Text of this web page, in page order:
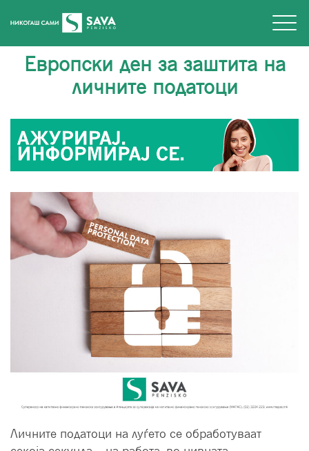
Европски ден за заштита на
личните податоци
Личните податоци на луѓето се обработуваат